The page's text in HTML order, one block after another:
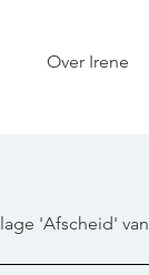
Over Irene
'Afscheid' van